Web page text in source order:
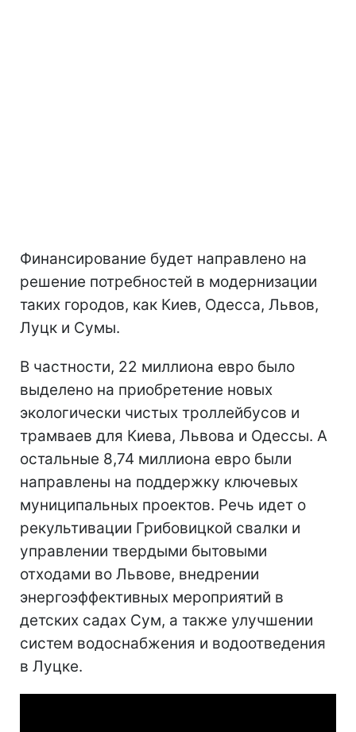
Финансирование будет направлено на
решение потребностей в модернизации
таких городов, как Киев, Одесса, Львов,
Луцк и Сумы.
В частности, 22 миллиона евро было
выделено на приобретение новых
экологически чистых троллейбусов и
трамваев для Киева, Львова и Одессы. А
остальные 8,74 миллиона евро были
направлены на поддержку ключевых
муниципальных проектов. Речь идет о
рекультивации Грибовицкой свалки и
управлении твердыми бытовыми
отходами во Львове, внедрении
энергоэффективных мероприятий в
детских садах Сум, а также улучшении
систем водоснабжения и водоотведения
в Луцке.